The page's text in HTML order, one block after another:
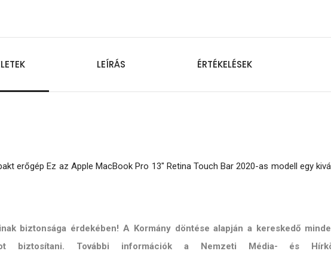
LEÍRÁS ÉRTÉKELÉSEK
erőgép Ez az Apple MacBook Pro 13" Retina Touch Bar 2020-as modell egy
biztonsága érdekében! A Kormány döntése alapján a kereskedő
biztosítani. További információk a Nemzeti Média- és